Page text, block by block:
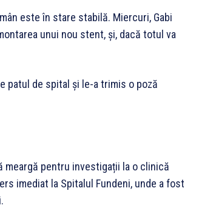
este în stare stabilă. Miercuri, Gabi
unui nou stent, și, dacă totul va
patul de spital și le-a trimis o poză
pentru investigații la o clinică
imediat la Spitalul Fundeni, unde a fost